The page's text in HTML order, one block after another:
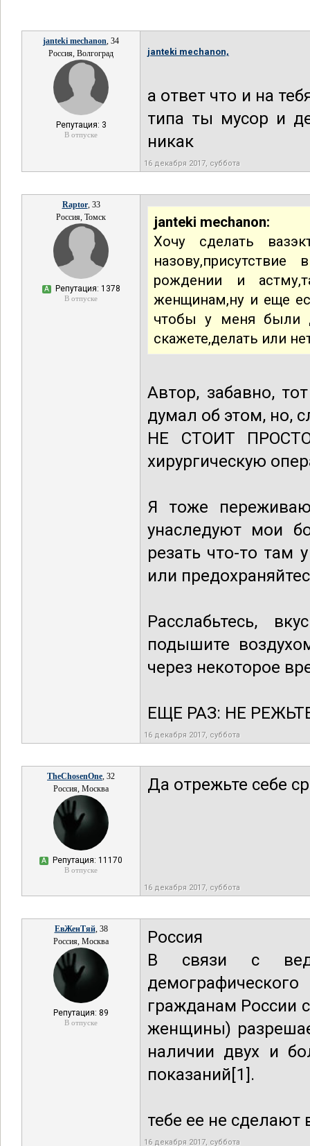
janteki mechanon, 34
Россия, Волгоград
Репутация: 3
В отпуске
janteki mechanon,
а ответ что и на
типа ты мусор и
никак
16 декабря 2017, суббота
Raptor, 33
Россия, Томск
А Репутация: 1378
В отпуске
janteki mechanon:
Хочу сделать
рождении и
женщинам,ну и еще
чтобы у меня были
скажете,делать или
Автор, забавно,
думал об этом, но,
НЕ СТОИТ
хирургическую
Я тоже
унаследуют мои
резать что-то там
или
Расслабьтесь,
подышите
через некоторое
ЕЩЕ РАЗ: НЕ
16 декабря 2017, суббота
TheChosenOne, 32
Россия, Москва
А Репутация: 11170
В отпуске
Да отрежьте себе
16 декабря 2017, суббота
ЕвЖенТяй, 38
Россия, Москва
Репутация: 89
В отпуске
Россия
В связи с
гражданам России
женщины)
наличии двух и
показаний[1].
тебе ее не сделают
16 декабря 2017, суббота